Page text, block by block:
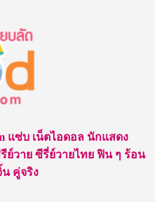
แซ่บ เน็ตไอดอล นักแสดง
ย์วาย ซีรี่ย์วายไทย ฟิน ๆ ร้อน
คู่จริง